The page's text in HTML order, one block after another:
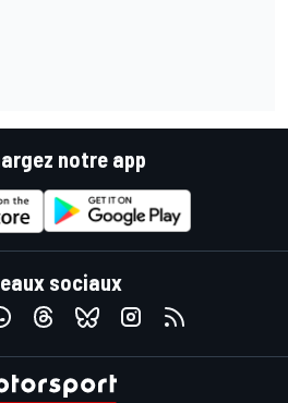
notre app
sociaux